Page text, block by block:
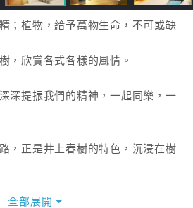
；植物，給予萬物生命，不可或缺
，欣賞各式各樣的風情。
深提振我們的精神，一起同樂，一
，正是井上春樹的特色，沉浸在樹
全部展開